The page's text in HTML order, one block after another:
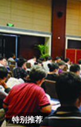
特别推荐